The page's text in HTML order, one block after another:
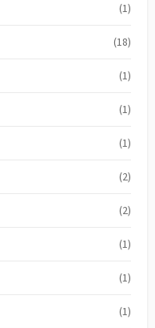
(1)
(18)
(1)
(1)
(1)
(2)
(2)
(1)
(1)
(1)